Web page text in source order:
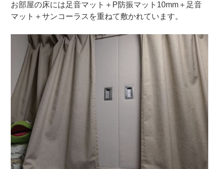
お部屋の床には足音マット＋P防振マット10mm＋足音
マット＋サンコーラスを重ねて敷かれています。